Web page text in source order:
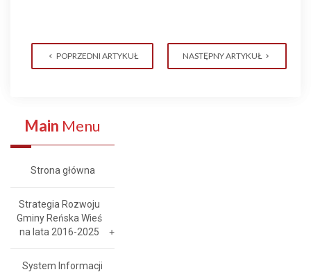
POPRZEDNI ARTYKUŁ NASTĘPNY ARTYKUŁ
Main Menu
Strona główna
Strategia Rozwoju
Gminy Reńska Wieś
na lata 2016-2025
System Informacji